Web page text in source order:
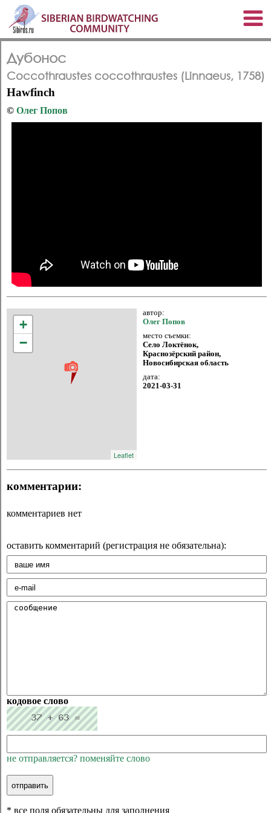
Дубонос
Coccothraustes coccothraustes (Linnaeus, 1758)
Hawfinch
© Олег Попов
+
−
Leaflet
автор:
Олег Попов
место съемки:
Село Локтёнок,
Краснозёрский район,
Новосибирская область
дата:
2021-03-31
комментарии:
комментариев нет
оставить комментарий (регистрация не обязательна):
кодовое слово
не отправляется? поменяйте слово
* все поля обязательны для заполнения